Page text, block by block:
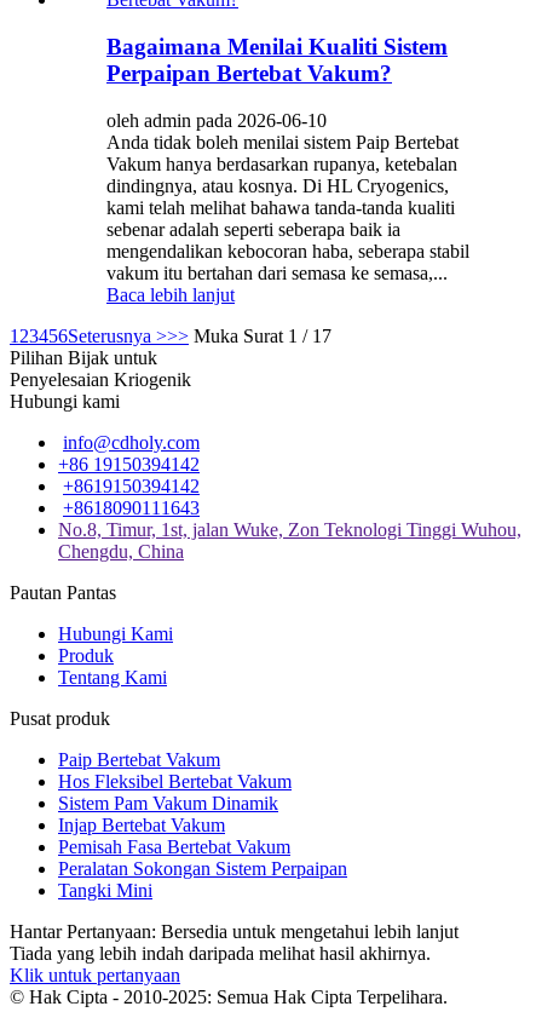
Bagaimana Menilai Kualiti Sistem
Perpaipan Bertebat Vakum?
oleh admin pada 2026-06-10
Anda tidak boleh menilai sistem Paip Bertebat
Vakum hanya berdasarkan rupanya, ketebalan
dindingnya, atau kosnya. Di HL Cryogenics,
kami telah melihat bahawa tanda-tanda kualiti
sebenar adalah seperti seberapa baik ia
mengendalikan kebocoran haba, seberapa stabil
vakum itu bertahan dari semasa ke semasa,...
Baca lebih lanjut
1 23456Seterusnya >>> Muka Surat 1 / 17
Pilihan Bijak untuk
Penyelesaian Kriogenik
Hubungi kami
info@cdholy.com
+86 19150394142
+8619150394142
+8618090111643
No.8, Timur, 1st, jalan Wuke, Zon Teknologi Tinggi Wuhou,
Chengdu, China
Pautan Pantas
Hubungi Kami
Produk
Tentang Kami
Pusat produk
Paip Bertebat Vakum
Hos Fleksibel Bertebat Vakum
Sistem Pam Vakum Dinamik
Injap Bertebat Vakum
Pemisah Fasa Bertebat Vakum
Peralatan Sokongan Sistem Perpaipan
Tangki Mini
Hantar Pertanyaan: Bersedia untuk mengetahui lebih lanjut
Tiada yang lebih indah daripada melihat hasil akhirnya.
Klik untuk pertanyaan
© Hak Cipta - 2010-2025: Semua Hak Cipta Terpelihara.